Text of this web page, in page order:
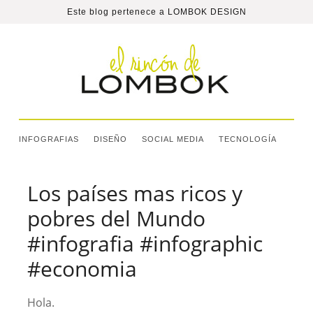
Este blog pertenece a LOMBOK DESIGN
INFOGRAFIAS DISEÑO SOCIAL MEDIA TECNOLOGÍA
Los países mas ricos y
pobres del Mundo
#infografia #infographic
#economia
Hola.